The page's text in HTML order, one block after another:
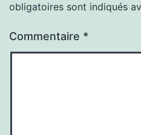
obligatoires sont indiqués
Commentaire *